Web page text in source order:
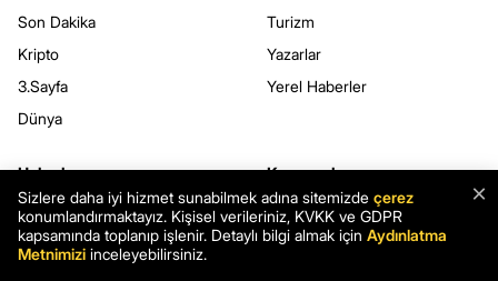
Son Dakika
Kripto
3.Sayfa
Dünya
Turizm
Yazarlar
Yerel Haberler
Haberler.com
Hava Durumu
Namaz Vakitleri
Kurumsal
Kullanım Şartları
Gizlilik Politikası
×
Sizlere daha iyi hizmet sunabilmek adına sitemizde çerez
konumlandırmaktayız. Kişisel verileriniz, KVKK ve GDPR
kapsamında toplanıp işlenir. Detaylı bilgi almak için Aydınlatma
Metnimizi inceleyebilirsiniz.